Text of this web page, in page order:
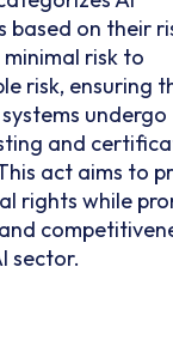
based on their
risk to
risk, ensuring
undergo
and
act aims to
rights while
sector.